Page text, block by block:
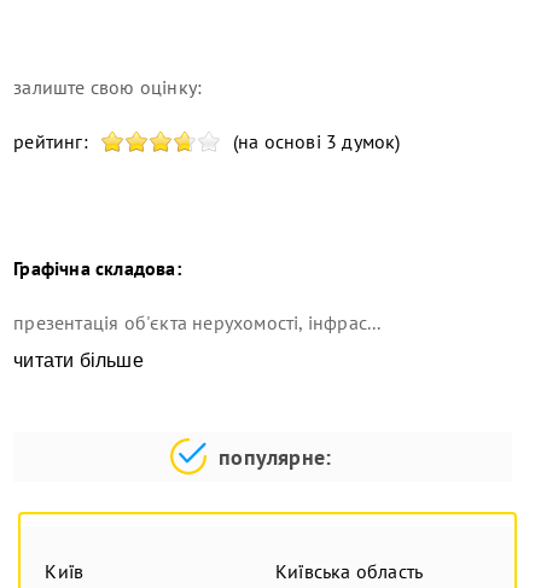
залиште свою оцінку:
рейтинг: (на основі 3 думок)
Графічна складова:
презентація об'єкта нерухомості, інфрас...
читати більше
популярне:
Київ
Київська область